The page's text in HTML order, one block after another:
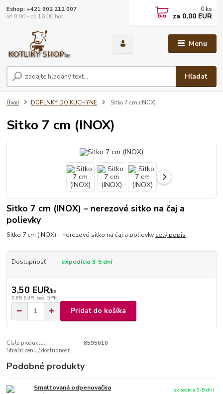
Menu
Hľadať
Eshop: +421 902 212 007
od 8:00 - do 16:00 hod
0 ks
za 0,00 EUR
Úvod DOPLNKY DO KUCHYNE Sitko 7 cm (INOX)
Sitko 7 cm (INOX)
Sitko 7 cm (INOX) – nerezové sitko na čaj a
polievky
Sitko 7 cm (INOX) – nerezové sitko na čaj a polievky celý popis
Dostupnosť expedícia 3-5 dní
3,50 EUR/ks
2,85 EUR bez DPH
Pridať do košíka
Číslo produktu:
8595610
Strážiť cenu / dostupnosť
Podobné produkty
Smaltovaná odpenovačka
expedícia 3-5 dní